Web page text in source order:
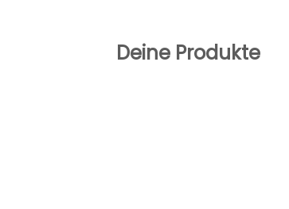
Deine Produkte